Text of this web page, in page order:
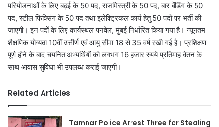
परियोजनाओं के लिए बढ़ई के 50 पद, राजमिस्त्री के 50 पद, बार बेंडिंग के 50
पद, स्टील फिक्सिंग के 50 पद तथा इलेक्ट्रिकल कार्य हेतु 50 पदों पर भर्ती की
जाएगी। इन पदों के लिए कार्यस्थल पनवेल, मुंबई निर्धारित किया गया है। न्यूनतम
शैक्षणिक योग्यता 10वीं उत्तीर्ण एवं आयु सीमा 18 से 35 वर्ष रखी गई है। प्रशिक्षण
पूर्ण होने के बाद चयनित अभ्यर्थियों को लगभग 16 हजार रुपये प्रतिमाह वेतन के
साथ आवास सुविधा भी उपलब्ध कराई जाएगी।
Related Articles
Tamnar Police Arrest Three for Stealing